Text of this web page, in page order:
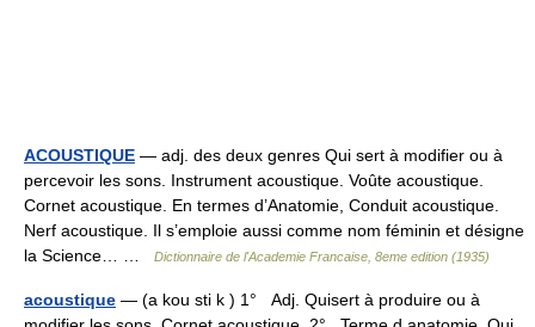
ACOUSTIQUE — adj. des deux genres Qui sert à modifier ou à
percevoir les sons. Instrument acoustique. Voûte acoustique.
Cornet acoustique. En termes d’Anatomie, Conduit acoustique.
Nerf acoustique. Il s’emploie aussi comme nom féminin et désigne
la Science… …
Dictionnaire de l'Academie Francaise, 8eme edition (1935)
acoustique — (a kou sti k ) 1° Adj. Quisert à produire ou à